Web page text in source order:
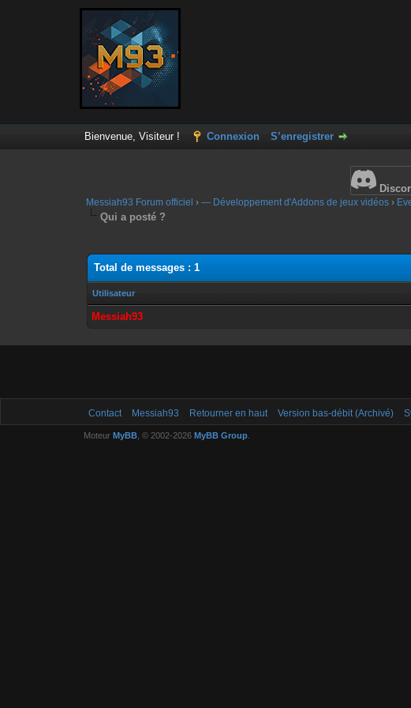
Bienvenue, Visiteur ! Connexion S’enregistrer
Messiah93 Forum officiel ›— Développement d'Addons de jeux vidéos ›
Qui a posté ?
Total de messages : 1
Utilisateur
Messiah93
Contact Messiah93 Retourner en haut Version bas-débit (Archivé)
Moteur MyBB, © 2002-2026 MyBB Group.